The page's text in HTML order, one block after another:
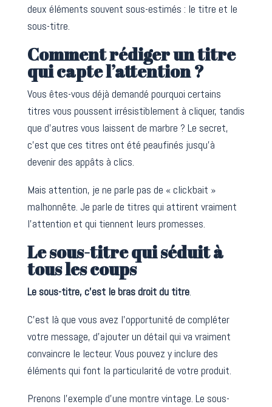
deux éléments souvent sous-estimés : le titre et le
sous-titre.
Comment rédiger un titre
qui capte l’attention ?
Vous êtes-vous déjà demandé pourquoi certains
titres vous poussent irrésistiblement à cliquer, tandis
que d’autres vous laissent de marbre ? Le secret,
c’est que ces titres ont été peaufinés jusqu’à
devenir des appâts à clics.
Mais attention, je ne parle pas de « clickbait »
malhonnête. Je parle de titres qui attirent vraiment
l’attention et qui tiennent leurs promesses.
Le sous-titre qui séduit à
tous les coups
Le sous-titre, c’est le bras droit du titre.
C’est là que vous avez l’opportunité de compléter
votre message, d’ajouter un détail qui va vraiment
convaincre le lecteur. Vous pouvez y inclure des
éléments qui font la particularité de votre produit.
Prenons l’exemple d’une montre vintage. Le sous-